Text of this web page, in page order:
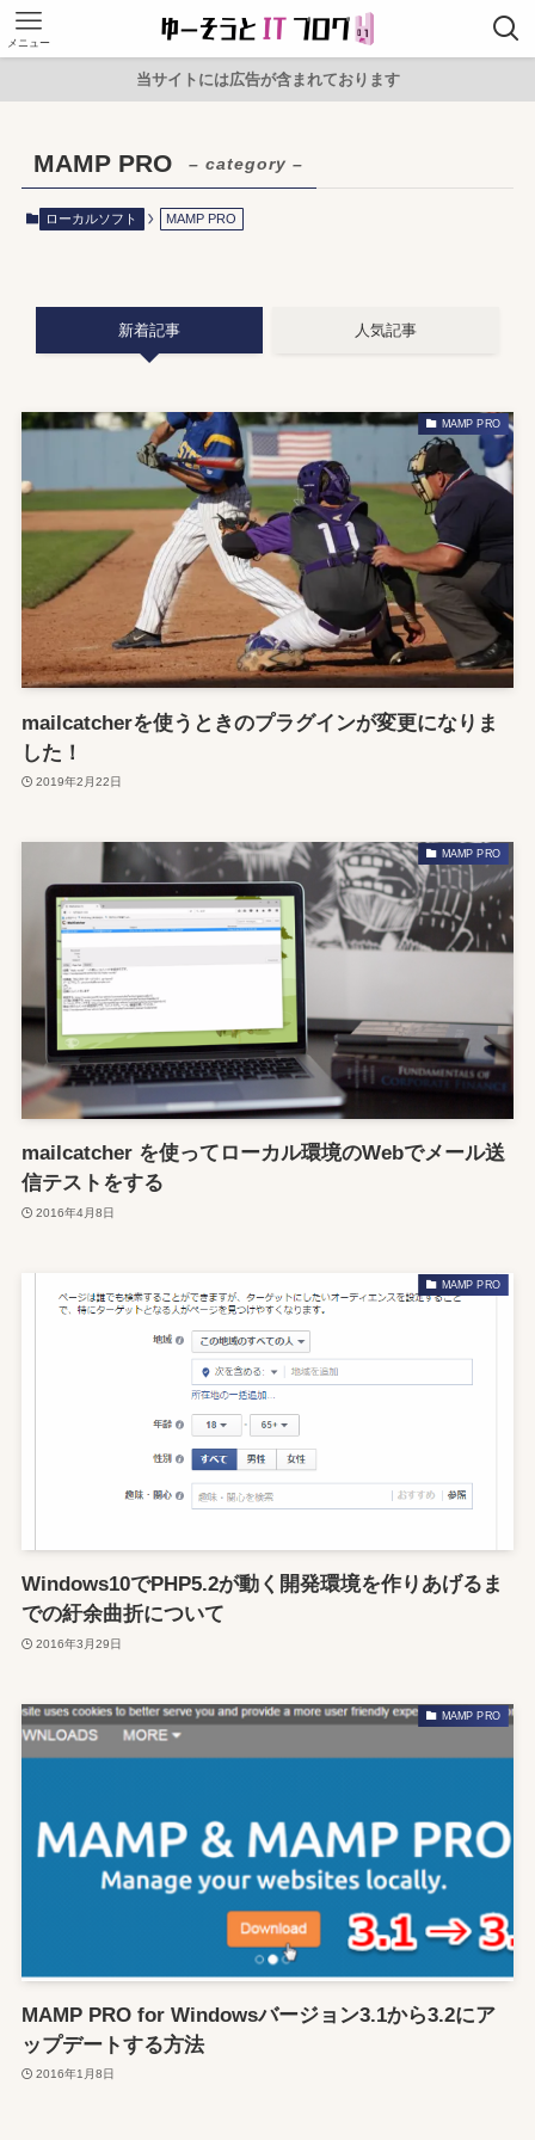
メニュー
当サイトには広告が含まれております
MAMP PRO – category –
ローカルソフト MAMP PRO
新着記事 人気記事
MAMP PRO
mailcatcherを使うときのプラグインが変更になりま
した！
2019年2月22日
MAMP PRO
mailcatcher を使ってローカル環境のWebでメール送
信テストをする
2016年4月8日
MAMP PRO
Windows10でPHP5.2が動く開発環境を作りあげるま
での紆余曲折について
2016年3月29日
MAMP PRO
MAMP PRO for Windowsバージョン3.1から3.2にア
ップデートする方法
2016年1月8日